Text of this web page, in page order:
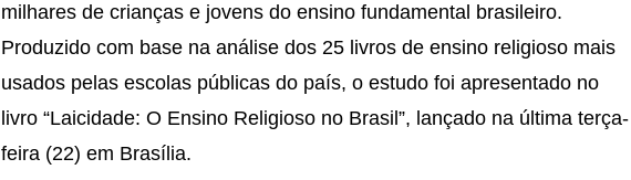
milhares de crianças e jovens do ensino fundamental brasileiro.
Produzido com base na análise dos 25 livros de ensino religioso mais
usados pelas escolas públicas do país, o estudo foi apresentado no
livro “Laicidade: O Ensino Religioso no Brasil”, lançado na última terça-
feira (22) em Brasília.